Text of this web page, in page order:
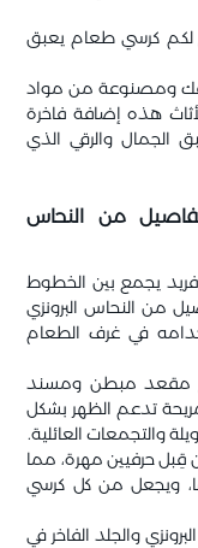
لكم كرسي طعام يعبق
ومصنوعة من مواد
هذه إضافة فاخرة
الجمال والرقي الذي
من النحاس
يجمع بين الخطوط
من النحاس البرونزي
في غرف الطعام
مع مقعد مبطن ومسند
تدعم الظهر بشكل
والتجمعات العائلية.
حرفيين مهرة، مما
ويجعل من كل كرسي
والجلد الفاخر في